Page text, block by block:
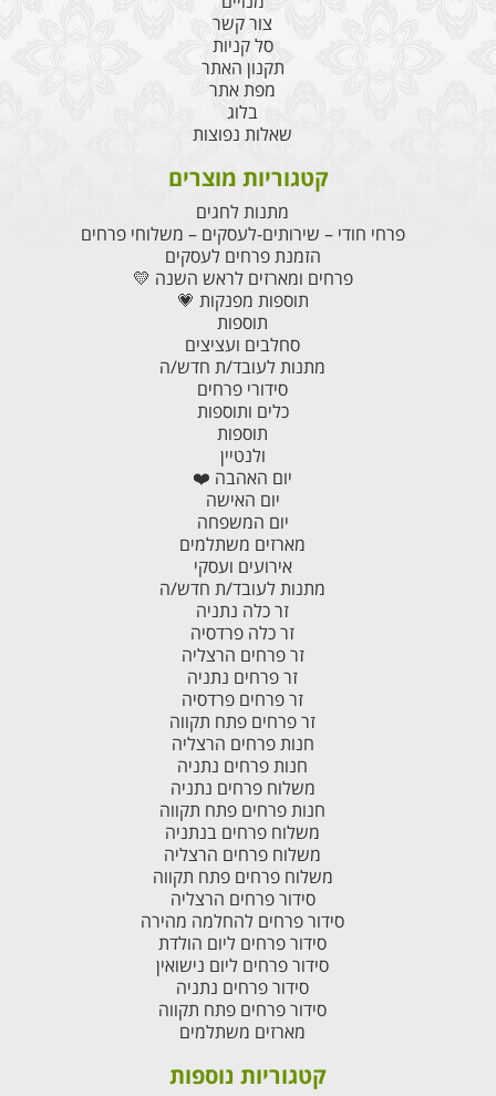
צור קשר
סל קניות
תקנון האתר
מפת אתר
בלוג
שאלות נפוצות
קטגוריות מוצרים
מתנות לחגים
פרחי חודי – שירותים-לעסקים – משלוחי פרחים
הזמנת פרחים לעסקים
פרחים ומארזים לראש השנה 💛
תוספות מפנקות 💗
תוספות
סחלבים ועציצים
מתנות לעובד/ת חדש/ה
סידורי פרחים
כלים ותוספות
תוספות
ולנטיין
יום האהבה ❤️
יום האישה
יום המשפחה
מארזים משתלמים
אירועים ועסקי
מתנות לעובד/ת חדש/ה
זר כלה נתניה
זר כלה פרדסיה
זר פרחים הרצליה
זר פרחים נתניה
זר פרחים פרדסיה
זר פרחים פתח תקווה
חנות פרחים הרצליה
חנות פרחים נתניה
משלוח פרחים נתניה
חנות פרחים פתח תקווה
משלוח פרחים בנתניה
משלוח פרחים הרצליה
משלוח פרחים פתח תקווה
סידור פרחים הרצליה
סידור פרחים להחלמה מהירה
סידור פרחים ליום הולדת
סידור פרחים ליום נישואין
סידור פרחים נתניה
סידור פרחים פתח תקווה
מארזים משתלמים
קטגוריות נוספות